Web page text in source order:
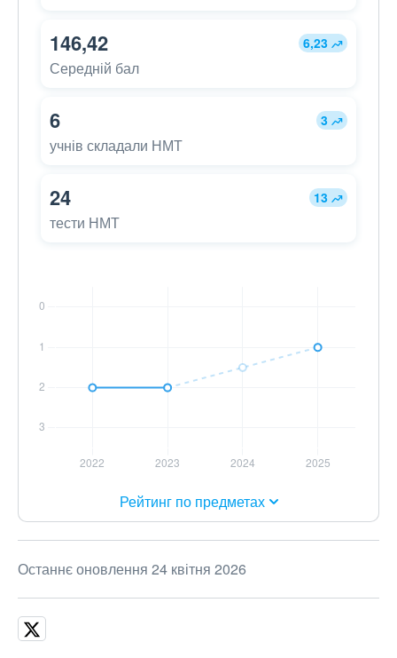
146,42 6,23
Середній бал
6 3
учнів складали НМТ
24 13
тести НМТ
Рейтинг по предметах
Останнє оновлення 24 квітня 2026